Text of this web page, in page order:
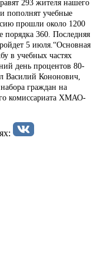
293 жителя нашего
пополнят учебные
прошли около 1200
360. Последняя
5 июля.“Основная
в учебных частях
день процентов 80-
Василий Кононович,
граждан на
комиссариата ХМАО-